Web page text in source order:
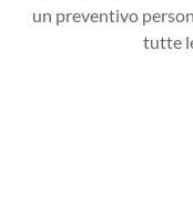
un preventivo
tutte